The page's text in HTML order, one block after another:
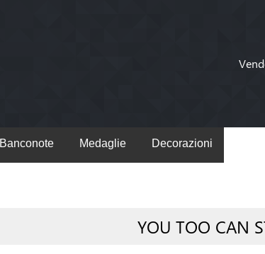
Banconote Medaglie Decorazioni
YOU TOO CAN